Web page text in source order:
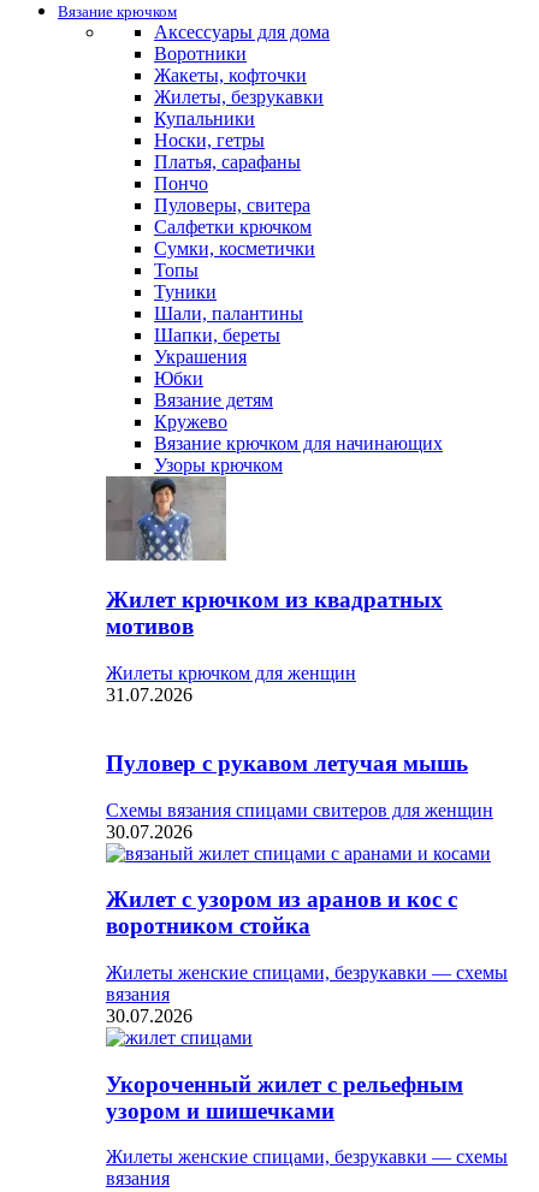
Вязание крючком
Аксессуары для дома
Воротники
Жакеты, кофточки
Жилеты, безрукавки
Купальники
Носки, гетры
Платья, сарафаны
Пончо
Пуловеры, свитера
Салфетки крючком
Сумки, косметички
Топы
Туники
Шали, палантины
Шапки, береты
Украшения
Юбки
Вязание детям
Кружево
Вязание крючком для начинающих
Узоры крючком
Жилет крючком из квадратных
мотивов
Жилеты крючком для женщин
31.07.2026
Пуловер с рукавом летучая мышь
Схемы вязания спицами свитеров для женщин
30.07.2026
Жилет с узором из аранов и кос с
воротником стойка
Жилеты женские спицами, безрукавки — схемы
вязания
30.07.2026
Укороченный жилет с рельефным
узором и шишечками
Жилеты женские спицами, безрукавки — схемы
вязания